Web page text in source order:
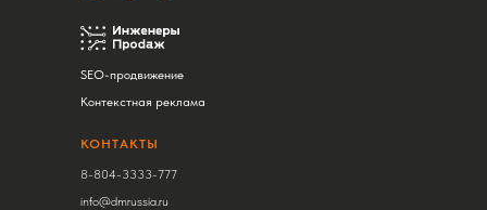
SEO-продвижение
Контекстная реклама
8-804-3333-777
info@dmrussia.ru
КОНТАКТЫ